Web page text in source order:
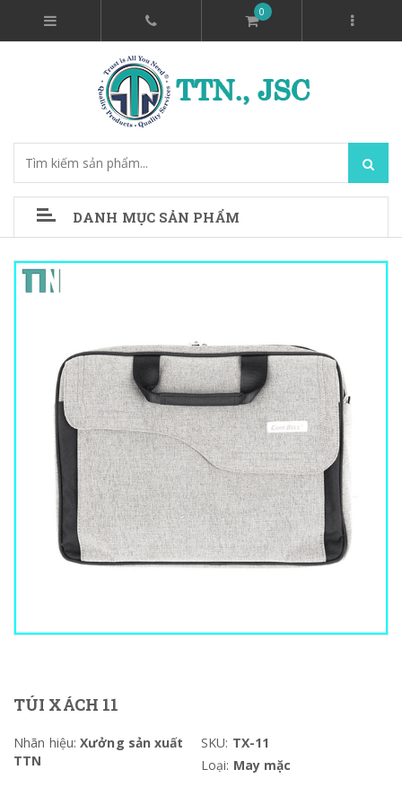
0
DANH MỤC SẢN PHẨM
TÚI XÁCH 11
Nhãn hiệu: Xưởng sản xuất
TTN
SKU: TX-11
Loại: May mặc